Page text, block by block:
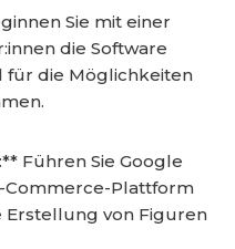
Sie mit einer
die Software
für die Möglichkeiten
Führen Sie Google
Commerce-Plattform
Erstellung von Figuren